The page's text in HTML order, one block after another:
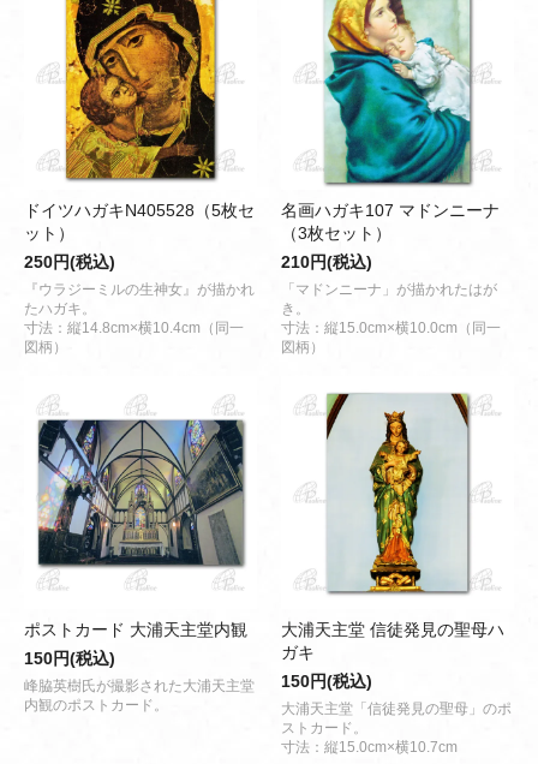
ドイツハガキN405528（5枚セ
ット）
250円(税込)
『ウラジーミルの生神女』が描かれ
たハガキ。
寸法：縦14.8cm×横10.4cm（同一
図柄）
名画ハガキ107 マドンニーナ
（3枚セット）
210円(税込)
「マドンニーナ」が描かれたはが
き。
寸法：縦15.0cm×横10.0cm（同一
図柄）
ポストカード 大浦天主堂内観
150円(税込)
峰脇英樹氏が撮影された大浦天主堂
内観のポストカード。
大浦天主堂 信徒発見の聖母ハ
ガキ
150円(税込)
大浦天主堂「信徒発見の聖母」のポ
ストカード。
寸法：縦15.0cm×横10.7cm